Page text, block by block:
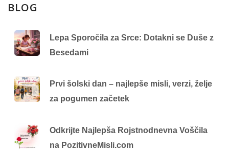
BLOG
Lepa Sporočila za Srce: Dotakni se Duše z
Besedami
Prvi šolski dan – najlepše misli, verzi, želje
za pogumen začetek
Odkrijte Najlepša Rojstnodnevna Voščila
na PozitivneMisli.com